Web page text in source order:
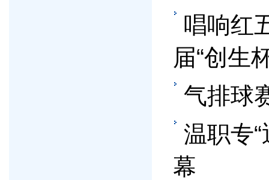
唱响红
届“创生
气排球
温职专
幕